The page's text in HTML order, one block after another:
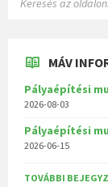
MÁV
Pályaépítési
2026-08-03
Pályaépítési
2026-06-15
TOVÁBBI